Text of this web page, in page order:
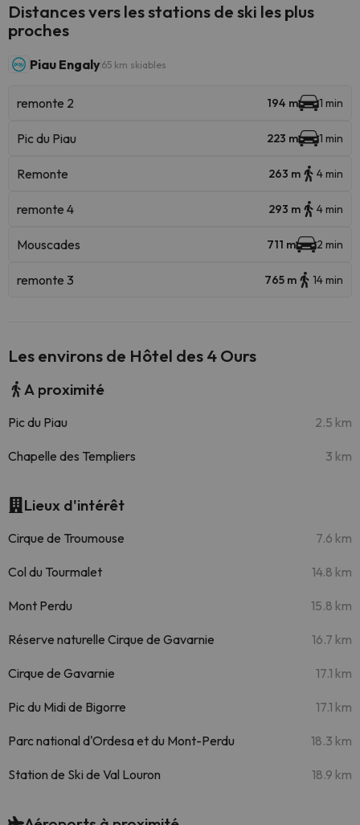
Distances vers les stations de ski les plus
proches
Piau Engaly65 km skiables
remonte 2 194 m 1 min
Pic du Piau 223 m 1 min
Remonte 263 m 4 min
remonte 4 293 m 4 min
Mouscades 711 m 2 min
remonte 3 765 m 14 min
Les environs de Hôtel des 4 Ours
A proximité
Pic du Piau 2.5 km
Chapelle des Templiers 3 km
Lieux d'intérêt
Cirque de Troumouse 7.6 km
Col du Tourmalet 14.8 km
Mont Perdu 15.8 km
Réserve naturelle Cirque de Gavarnie 16.7 km
Cirque de Gavarnie 17.1 km
Pic du Midi de Bigorre 17.1 km
Parc national d'Ordesa et du Mont-Perdu 18.3 km
Station de Ski de Val Louron 18.9 km